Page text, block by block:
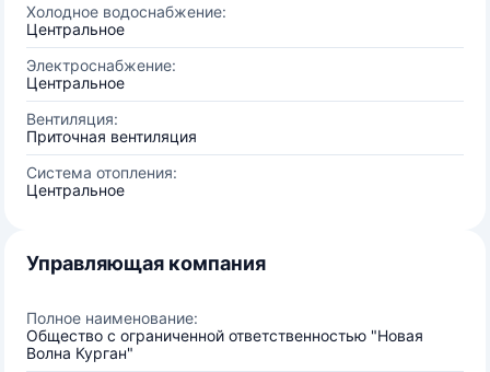
Холодное водоснабжение:
Центральное
Электроснабжение:
Центральное
Вентиляция:
Приточная вентиляция
Система отопления:
Центральное
Управляющая компания
Полное наименование:
Общество с ограниченной ответственностью "Новая
Волна Курган"